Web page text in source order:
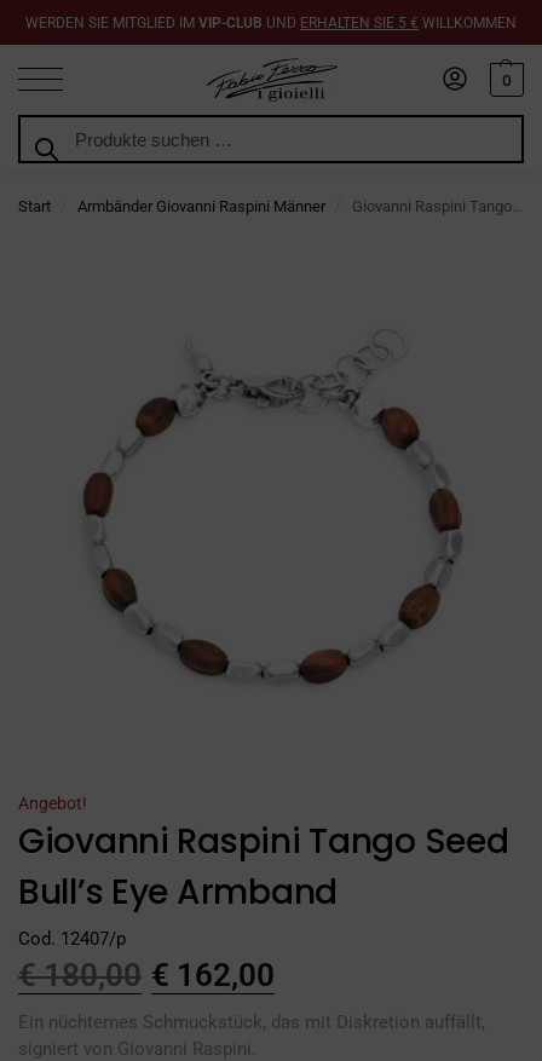
WERDEN SIE MITGLIED IM VIP-CLUB UND ERHALTEN SIE 5 € WILLKOMMEN
0
Start Armbänder Giovanni Raspini Männer Giovanni Raspini Tango Seed Bull’s Eye Armband
Angebot!
Giovanni Raspini Tango Seed
Bull’s Eye Armband
Cod. 12407/p
€180,00 € 162,00
Ein nüchternes Schmuckstück, das mit Diskretion auffällt,
signiert von Giovanni Raspini.